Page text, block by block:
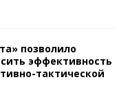
позволило
эффективность
тактической